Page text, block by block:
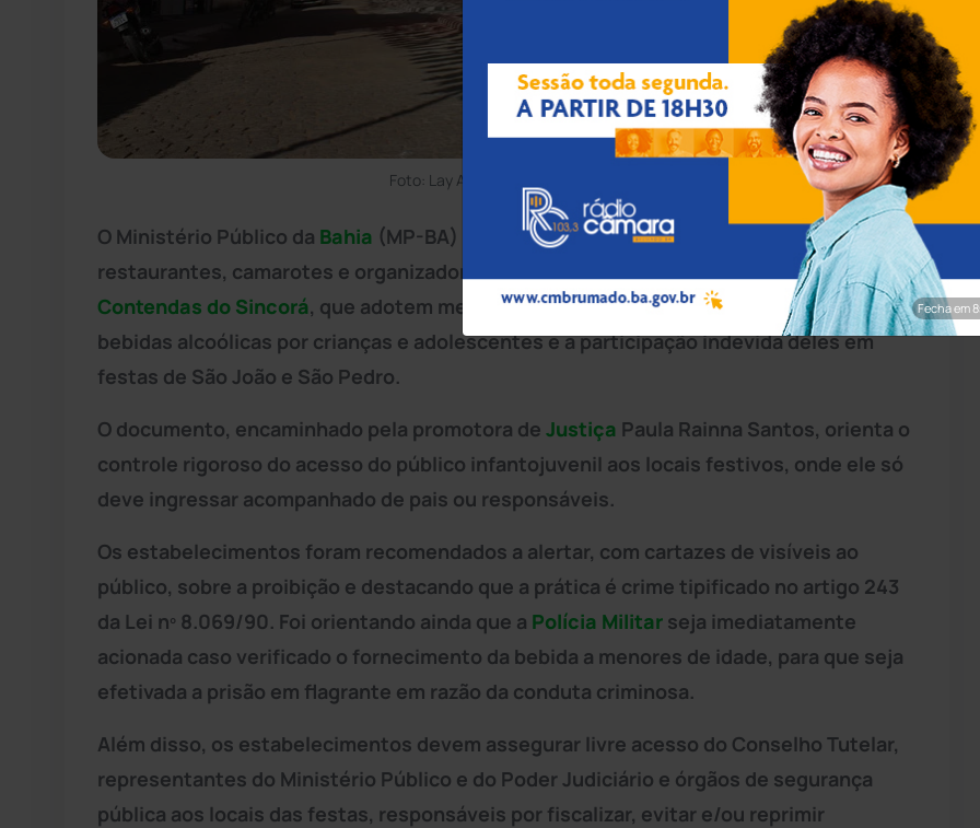
Foto: Lay Amorim/Achei Sudoeste
O Ministério Público da Bahia (MP-BA) recomendou aos proprietários de bares,
restaurantes, camarotes e organizadores de eventos dos municípios de
Ituaçue
Contendas do Sincorá, que adotem medidas para prevenir e coibir o consumo de
bebidas alcoólicas por crianças e adolescentes e a participação indevida deles em
festas de São João e São Pedro.
O documento, encaminhado pela promotora de Justiça Paula Rainna Santos, orienta o
controle rigoroso do acesso do público infantojuvenil aos locais festivos, onde ele só
deve ingressar acompanhado de pais ou responsáveis.
Os estabelecimentos foram recomendados a alertar, com cartazes de visíveis ao
público, sobre a proibição e destacando que a prática é crime tipificado no artigo 243
da Lei nº 8.069/90. Foi orientando ainda que a Polícia Militar seja imediatamente
acionada caso verificado o fornecimento da bebida a menores de idade, para que seja
efetivada a prisão em flagrante em razão da conduta criminosa.
Além disso, os estabelecimentos devem assegurar livre acesso do Conselho Tutelar,
representantes do Ministério Público e do Poder Judiciário e órgãos de segurança
pública aos locais das festas, responsáveis por fiscalizar, evitar e/ou reprimir
Fecha em